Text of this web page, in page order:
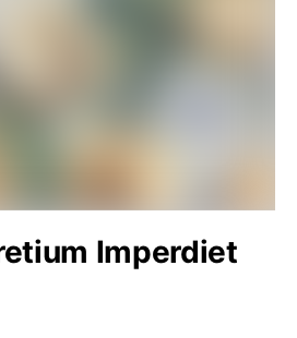
Imperdiet